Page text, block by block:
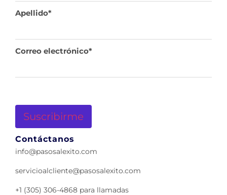
Apellido*
Correo electrónico*
Contáctanos
info@pasosalexito.com
servicioalcliente@pasosalexito.com
+1 (305) 306-4868 para llamadas